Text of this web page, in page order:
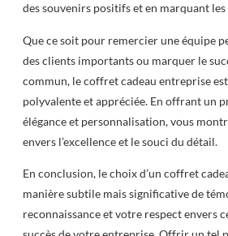
des souvenirs positifs et en marquant
Que ce soit pour remercier une équipe
des clients importants ou marquer le
commun, le coffret cadeau entreprise
polyvalente et appréciée. En offrant un
élégance et personnalisation, vous
envers l’excellence et le souci du détail.
En conclusion, le choix d’un coffret
manière subtile mais significative de
reconnaissance et votre respect envers